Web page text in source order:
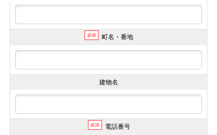
必須 町名・番地
建物名
必須 電話番号